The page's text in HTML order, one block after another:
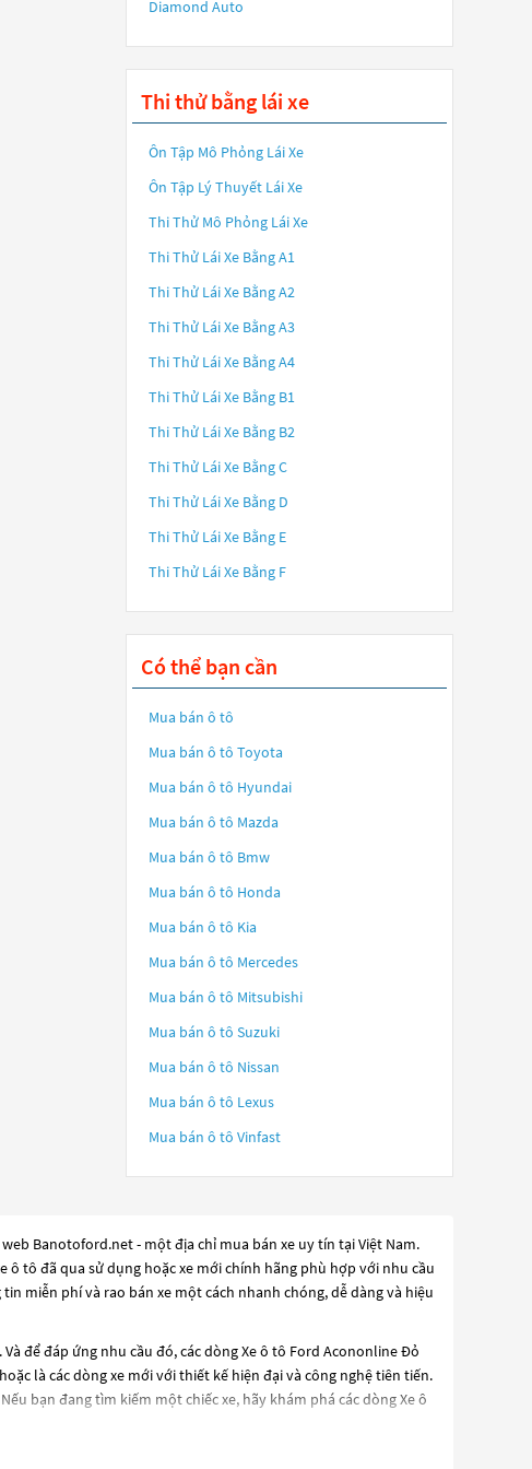
Diamond Auto
Thi thử bằng lái xe
Ôn Tập Mô Phỏng Lái Xe
Ôn Tập Lý Thuyết Lái Xe
Thi Thử Mô Phỏng Lái Xe
Thi Thử Lái Xe Bằng A1
Thi Thử Lái Xe Bằng A2
Thi Thử Lái Xe Bằng A3
Thi Thử Lái Xe Bằng A4
Thi Thử Lái Xe Bằng B1
Thi Thử Lái Xe Bằng B2
Thi Thử Lái Xe Bằng C
Thi Thử Lái Xe Bằng D
Thi Thử Lái Xe Bằng E
Thi Thử Lái Xe Bằng F
Có thể bạn cần
Mua bán ô tô
Mua bán ô tô Toyota
Mua bán ô tô Hyundai
Mua bán ô tô Mazda
Mua bán ô tô Bmw
Mua bán ô tô Honda
Mua bán ô tô Kia
Mua bán ô tô Mercedes
Mua bán ô tô Mitsubishi
Mua bán ô tô Suzuki
Mua bán ô tô Nissan
Mua bán ô tô Lexus
Mua bán ô tô Vinfast
Banotoford.net - một địa chỉ mua bán xe uy tín tại Việt Nam.
ô tô đã qua sử dụng hoặc xe mới chính hãng phù hợp với nhu cầu
miễn phí và rao bán xe một cách nhanh chóng, dễ dàng và hiệu
để đáp ứng nhu cầu đó, các dòngXe ô tô Ford Acononline Đỏ
là các dòng xe mới với thiết kế hiện đại và công nghệ tiên tiến.
bạn đang tìm kiếm một chiếc xe, hãy khám phá các dòngXe ô